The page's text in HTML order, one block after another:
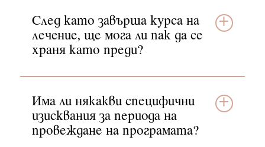
След като завърша курса на
лечение, ще мога ли пак да се
храня като преди?
Има ли някакви специфични
изисквания за периода на
провеждане на програмата?